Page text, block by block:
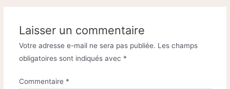
Laisser un commentaire
Votre adresse e-mail ne sera pas publiée. Les champs
obligatoires sont indiqués avec *
Commentaire *